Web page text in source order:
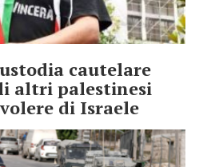
cautelare
altri palestinesi
di Israele